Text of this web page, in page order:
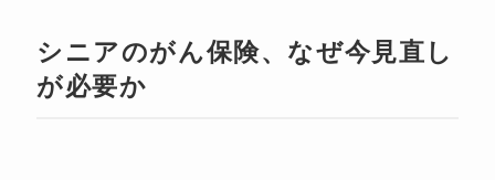
シニアのがん保険、なぜ今見直し
が必要か